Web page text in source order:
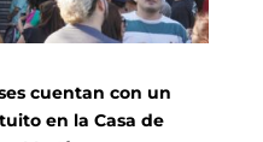
cuentan con un
en la Casa de